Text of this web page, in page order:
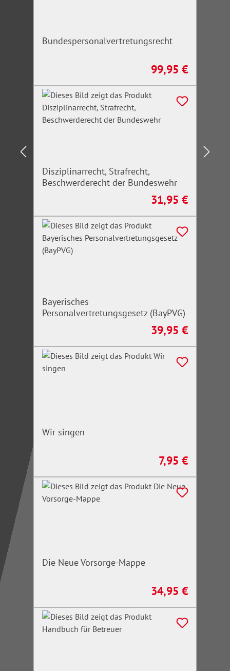
Bundespersonalvertretungsrecht
Regulärer Preis:
99,95 €
Disziplinarrecht, Strafrecht,
Beschwerderecht der Bundeswehr
Regulärer Preis:
31,95 €
Bayerisches
Personalvertretungsgesetz (BayPVG)
Regulärer Preis:
39,95 €
Wir singen
Regulärer Preis:
7,95 €
Die Neue Vorsorge-Mappe
Regulärer Preis:
34,95 €